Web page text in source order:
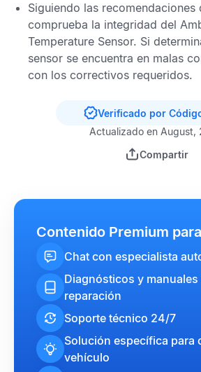
Siguiendo las recomendaciones
comprueba la integridad del
Temperature Sensor. Si
sensor se encuentra en malas
con los correctivos requeridos.
Verificado por
Actualizado en August,
Compartir
Contenido Premium
Chat con especialista
Diagnósticos y manuales
reparación
Soporte técnico 24/7
Solución específica para
vehículo